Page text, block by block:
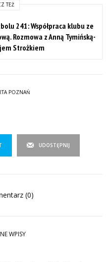
TEŻ
241: Współpraca klubu ze
Rozmowa z Anną Tymińską-
Strożkiem
POZNAŃ
UDOSTĘPNIJ
(0)
WPISY